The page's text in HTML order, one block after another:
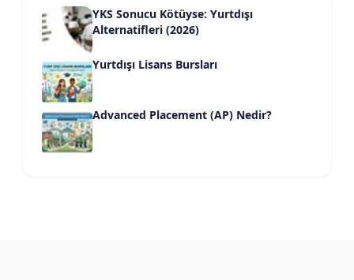
YKS Sonucu Kötüyse: Yurtdışı
Alternatifleri (2026)
Yurtdışı Lisans Bursları
Advanced Placement (AP) Nedir?